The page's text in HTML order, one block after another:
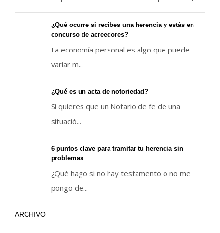
¿Qué ocurre si recibes una herencia y estás en
concurso de acreedores?
La economía personal es algo que puede
variar m...
¿Qué es un acta de notoriedad?
Si quieres que un Notario de fe de una
situació...
6 puntos clave para tramitar tu herencia sin
problemas
¿Qué hago si no hay testamento o no me
pongo de...
ARCHIVO